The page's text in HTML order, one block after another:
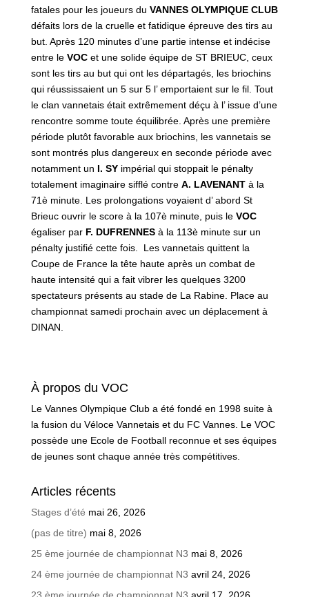
fatales pour les joueurs du VANNES OLYMPIQUE CLUB
défaits lors de la cruelle et fatidique épreuve des tirs au
but. Après 120 minutes d’une partie intense et indécise
entre le VOCet une solide équipe de ST BRIEUC, ceux
sont les tirs au but qui ont les départagés, les briochins
qui réussissaient un 5 sur 5 l’ emportaient sur le fil. Tout
le clan vannetais était extrêmement déçu à l’ issue d’une
rencontre somme toute équilibrée. Après une première
période plutôt favorable aux briochins, les vannetais se
sont montrés plus dangereux en seconde période avec
notamment un I. SYimpérial qui stoppait le pénalty
totalement imaginaire sifflé contre A. LAVENANTà la
71è minute. Les prolongations voyaient d’ abord St
Brieuc ouvrir le score à la 107è minute, puis leVOC
égaliser par F. DUFRENNESà la 113è minute sur un
pénalty justifié cette fois. Les vannetais quittent la
Coupe de France la tête haute après un combat de
haute intensité qui a fait vibrer les quelques 3200
spectateurs présents au stade de La Rabine. Place au
championnat samedi prochain avec un déplacement à
DINAN.
À propos du VOC
Le Vannes Olympique Club a été fondé en 1998 suite à
la fusion du Véloce Vannetais et du FC Vannes. Le VOC
possède une Ecole de Football reconnue et ses équipes
de jeunes sont chaque année très compétitives.
Articles récents
Stages d’été mai 26, 2026
(pas de titre) mai 8, 2026
25 ème journée de championnat N3 mai 8, 2026
24 ème journée de championnat N3 avril 24, 2026
23 ème journée de championnat N3 avril 17, 2026